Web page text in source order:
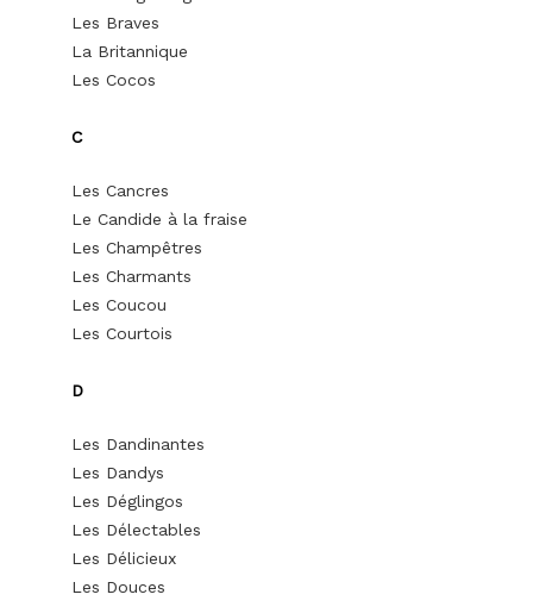
Les Braves
La Britannique
Les Cocos
C
Les Cancres
Le Candide à la fraise
Les Champêtres
Les Charmants
Les Coucou
Les Courtois
D
Les Dandinantes
Les Dandys
Les Déglingos
Les Délectables
Les Délicieux
Les Douces